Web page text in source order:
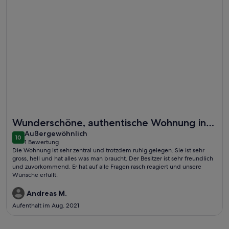
Wunderschöne, authentische Wohnung in
Kopenhagen
1010 von 10
Außergewöhnlich
außergewöhnlich
1 Bewertung
(1
bewertung)
Die Wohnung ist sehr zentral und trotzdem ruhig gelegen. Sie ist sehr
gross, hell und hat alles was man braucht. Der Besitzer ist sehr freundlich
und zuvorkommend. Er hat auf alle Fragen rasch reagiert und unsere
Wünsche erfüllt.
Andreas M.
Aufenthalt im Aug. 2021